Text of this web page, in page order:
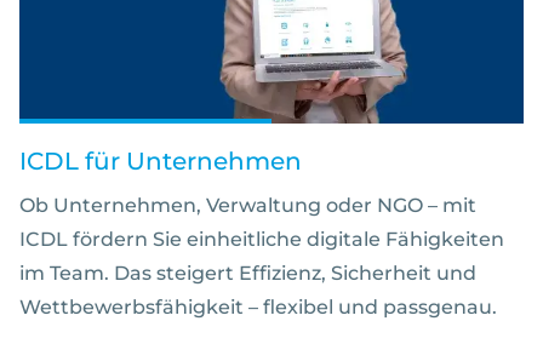
ICDL für Unternehmen
Ob Unternehmen, Verwaltung oder NGO – mit
ICDL fördern Sie einheitliche digitale Fähigkeiten
im Team. Das steigert Effizienz, Sicherheit und
Wettbewerbsfähigkeit – flexibel und passgenau.